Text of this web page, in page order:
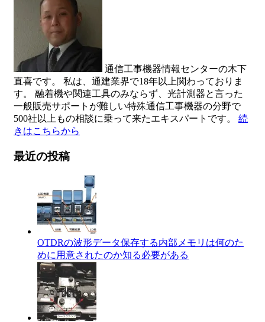
通信工事機器情報センターの木下
直喜です。 私は、通建業界で18年以上関わっておりま
す。 融着機や関連工具のみならず、光計測器と言った
一般販売サポートが難しい特殊通信工事機器の分野で
500社以上もの相談に乗って来たエキスパートです。 続
きはこちらから
最近の投稿
OTDRの波形データ保存する内部メモリは何のた
めに用意されたのか知る必要がある